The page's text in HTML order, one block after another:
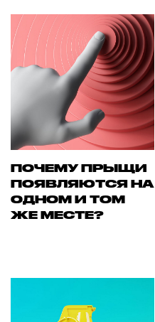
ПОЧЕМУ ПРЫЩИ
ПОЯВЛЯЮТСЯ НА
ОДНОМ И ТОМ
ЖЕ МЕСТЕ?